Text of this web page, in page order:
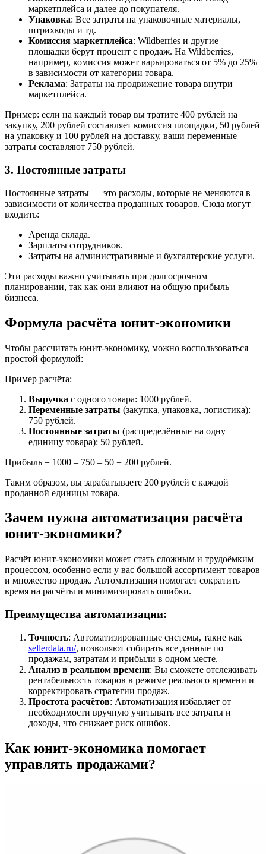
маркетплейса и далее до покупателя.
Упаковка: Все затраты на упаковочные материалы,
штрихкоды и тд.
Комиссия маркетплейса: Wildberries и другие
площадки берут процент с продаж. На Wildberries,
например, комиссия может варьироваться от 5% до 25%
в зависимости от категории товара.
Реклама: Затраты на продвижение товара внутри
маркетплейса.
Пример: если на каждый товар вы тратите 400 рублей на
закупку, 200 рублей составляет комиссия площадки, 50 рублей
на упаковку и 100 рублей на доставку, ваши переменные
затраты составляют 750 рублей.
3. Постоянные затраты
Постоянные затраты — это расходы, которые не меняются в
зависимости от количества проданных товаров. Сюда могут
входить:
Аренда склада.
Зарплаты сотрудников.
Затраты на административные и бухгалтерские услуги.
Эти расходы важно учитывать при долгосрочном
планировании, так как они влияют на общую прибыль
бизнеса.
Формула расчёта юнит-экономики
Чтобы рассчитать юнит-экономику, можно воспользоваться
простой формулой:
Пример расчёта:
Выручка с одного товара: 1000 рублей.
Переменные затраты (закупка, упаковка, логистика):
750 рублей.
Постоянные затраты (распределённые на одну
единицу товара): 50 рублей.
Прибыль = 1000 – 750 – 50 = 200 рублей.
Таким образом, вы зарабатываете 200 рублей с каждой
проданной единицы товара.
Зачем нужна автоматизация расчёта
юнит-экономики?
Расчёт юнит-экономики может стать сложным и трудоёмким
процессом, особенно если у вас большой ассортимент товаров
и множество продаж. Автоматизация помогает сократить
время на расчёты и минимизировать ошибки.
Преимущества автоматизации:
Точность: Автоматизированные системы, такие как
sellerdata.ru/, позволяют собирать все данные по
продажам, затратам и прибыли в одном месте.
Анализ в реальном времени: Вы сможете отслеживать
рентабельность товаров в режиме реального времени и
корректировать стратегии продаж.
Простота расчётов: Автоматизация избавляет от
необходимости вручную учитывать все затраты и
доходы, что снижает риск ошибок.
Как юнит-экономика помогает
управлять продажами?